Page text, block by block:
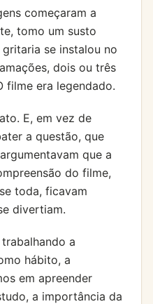
começaram a
tomo um susto
se instalou no
dois ou três
filme era legendado.
E, em vez de
a questão, que
que a
do filme,
toda, ficavam
divertiam.
a
hábito, a
em apreender
a importância da